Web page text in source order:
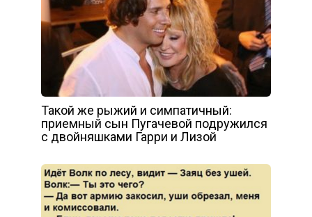
Такой же рыжий и симпатичный:
приемный сын Пугачевой подружился
с двойняшками Гарри и Лизой